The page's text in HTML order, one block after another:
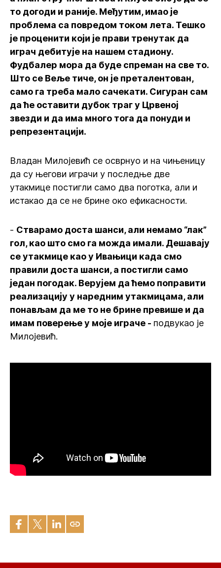
то догоди и раније. Међутим, имао је
проблема са повредом током лета. Тешко
је проценити који је прави тренутак да
играч дебитује на нашем стадиону.
Фудбалер мора да буде спреман на све то.
Што се Веље тиче, он је преталентован,
само га треба мало сачекати. Сигуран сам
да ће оставити дубок траг у Црвеној
звезди и да има много тога да понуди и
репрезентацији.
Владан Милојевић се осврнуо и на чињеницу
да су његови играчи у последње две
утакмице постигли само два поготка, али и
истакао да се не брине око ефикасности.
- Стварамо доста шанси, али немамо “лак”
гол, као што смо га можда имали. Дешавају
се утакмице као у Ивањици када смо
правили доста шанси, а постигли само
један погодак. Верујем да ћемо поправити
реализацију у наредним утакмицама, али
понављам да ме то не брине превише и да
имам поверење у моје играче - подвукао је
Милојевић.